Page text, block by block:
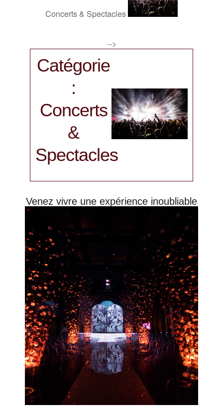
Concerts & Spectacles
-->
Catégorie
:
Concerts
&
Spectacles
Venez vivre une expérience inoubliable